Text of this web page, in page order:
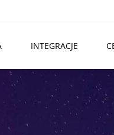
INTEGRACJE